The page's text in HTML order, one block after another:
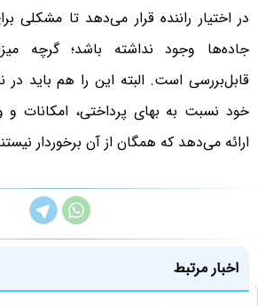
در اختیار راننده قرار می‌دهد تا مشکلی
جاده‌ها وجود نداشته باشد؛ گرچه
قابل‌بررسی است. البته این را هم باید
خود نسبت به بهای پرداختی، امکانات و
ارائه می‌دهد که همگان از آن برخوردار
اخبار مرتبط